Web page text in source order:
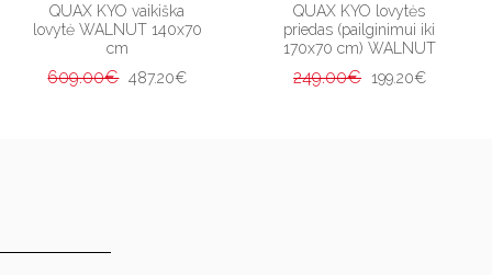
QUAX KYO vaikiška
lovytė WALNUT 140x70
cm
609.00€ 487.20€
QUAX KYO lovytės
priedas (pailginimui iki
170x70 cm) WALNUT
249.00€ 199.20€